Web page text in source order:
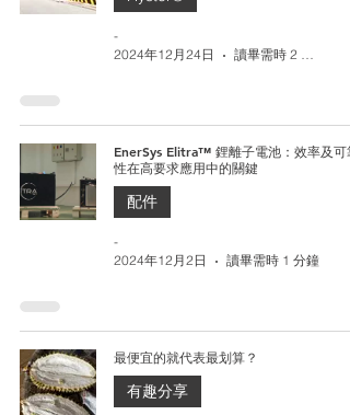
-
2024年12月24日
讀畢需時 2 分鐘
EnerSys Elitra™ 鋰離子電池：效率及可靠
性在高要求應用中的關鍵
配件
-
2024年12月2日
讀畢需時 1 分鐘
最便宜的就代表最划算？
有趣分享